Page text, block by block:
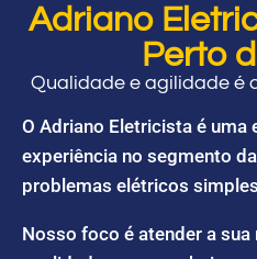
Adriano
Perto
Qualidade e agilidade é
O Adriano Eletricista é uma
experiência no segmento
problemas elétricos
Nosso foco é atender a